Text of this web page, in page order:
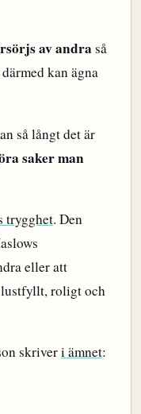
av andra så
kan ägna
så långt det är
saker man
trygghet. Den
eller att
lustfyllt, roligt och
skriveri ämnet: